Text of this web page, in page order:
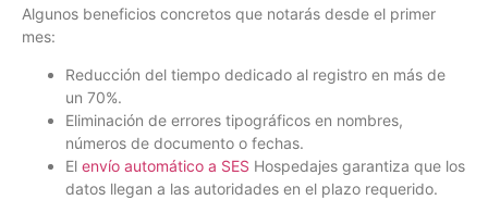
Algunos beneficios concretos que notarás desde el primer
mes:
Reducción del tiempo dedicado al registro en más de
un 70%.
Eliminación de errores tipográficos en nombres,
números de documento o fechas.
El envío automático a SES Hospedajes garantiza que los
datos llegan a las autoridades en el plazo requerido.